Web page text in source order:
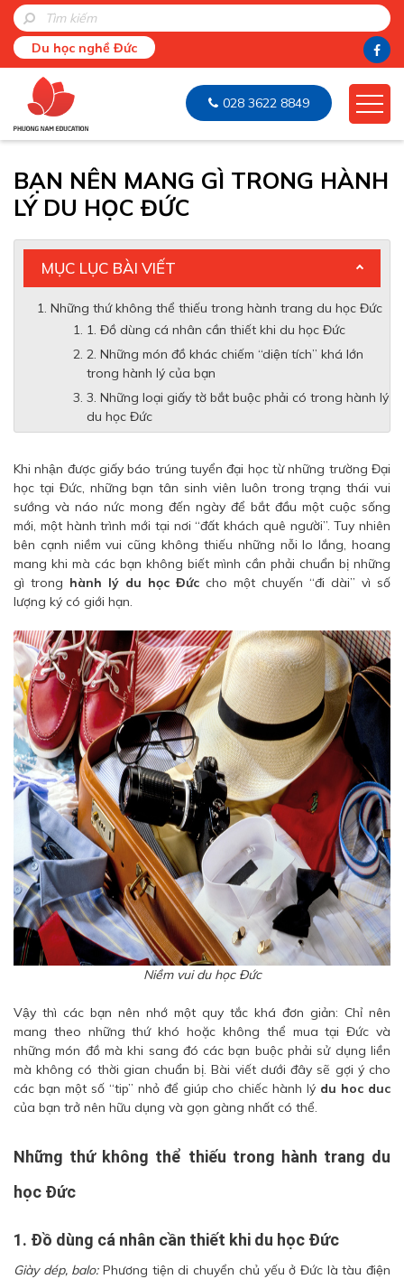
Du học nghề Đức
028 3622 8849
BẠN NÊN MANG GÌ TRONG HÀNH
LÝ DU HỌC ĐỨC
MỤC LỤC BÀI VIẾT
Những thứ không thể thiếu trong hành trang du học Đức
1. Đồ dùng cá nhân cần thiết khi du học Đức
2. Những món đồ khác chiếm “diện tích” khá lớn
trong hành lý của bạn
3. Những loại giấy tờ bắt buộc phải có trong hành lý
du học Đức
Khi nhận được giấy báo trúng tuyển đại học từ những trường Đại
học tại Đức, những bạn tân sinh viên luôn trong trạng thái vui
sướng và náo nức mong đến ngày để bắt đầu một cuộc sống
mới, một hành trình mới tại nơi “đất khách quê người”. Tuy nhiên
bên cạnh niềm vui cũng không thiếu những nỗi lo lắng, hoang
mang khi mà các bạn không biết mình cần phải chuẩn bị những
gì trong hành lý du học Đức cho một chuyến “đi dài” vì số
lượng ký có giới hạn.
Niềm vui du học Đức
Vậy thì các bạn nên nhớ một quy tắc khá đơn giản: Chỉ nên
mang theo những thứ khó hoặc không thể mua tại Đức và
những món đồ mà khi sang đó các bạn buộc phải sử dụng liền
mà không có thời gian chuẩn bị. Bài viết dưới đây sẽ gợi ý cho
các bạn một số “tip” nhỏ để giúp cho chiếc hành lý du hoc duc
của bạn trở nên hữu dụng và gọn gàng nhất có thể.
Những thứ không thể thiếu trong hành trang du
học Đức
1. Đồ dùng cá nhân cần thiết khi du học Đức
Giày dép, balo:Phương tiện di chuyển chủ yếu ở Đức là tàu điện